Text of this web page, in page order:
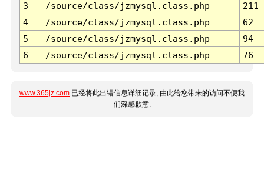
3 /source/class/jzmysql.class.php
211
4
/source/class/jzmysql.class.php
62
5
/source/class/jzmysql.class.php
94
6
/source/class/jzmysql.class.php 76
www.365jz.com 已经将此出错信息详细记录, 由此给您带来的访问不便我
们深感歉意.